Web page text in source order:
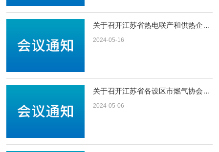
关于召开江苏省热电联产和供热企业从能耗双控向碳排放双控转型发展及管理合规性交流会的通知
2024-05-16
关于召开江苏省各设区市燃气协会秘书长工作交流会的通知
2024-05-06